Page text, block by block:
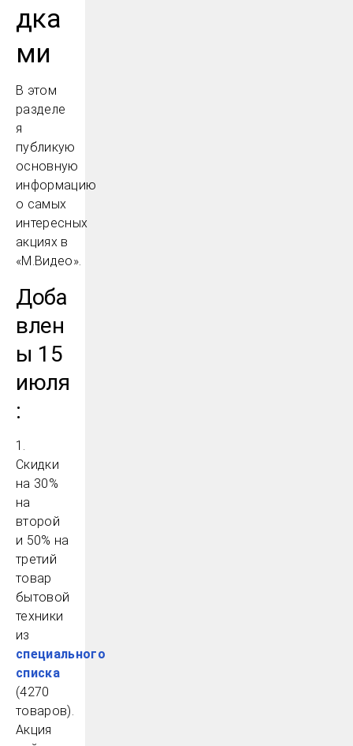
дка
ми
В этом
разделе
я
публикую
основную
информацию
о самых
интересных
акциях в
«М.Видео».
Доба
влен
ы 15
июля
:
1.
Скидки
на 30%
на
второй
и 50% на
третий
товар
бытовой
техники
из
специального
списка
(4270
товаров).
Акция